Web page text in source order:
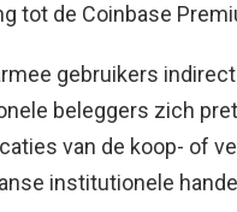
tot de Coinbase
gebruikers
beleggers zich
van de koop- of
institutionele